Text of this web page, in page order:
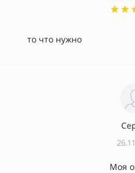
то что нужно
Моя